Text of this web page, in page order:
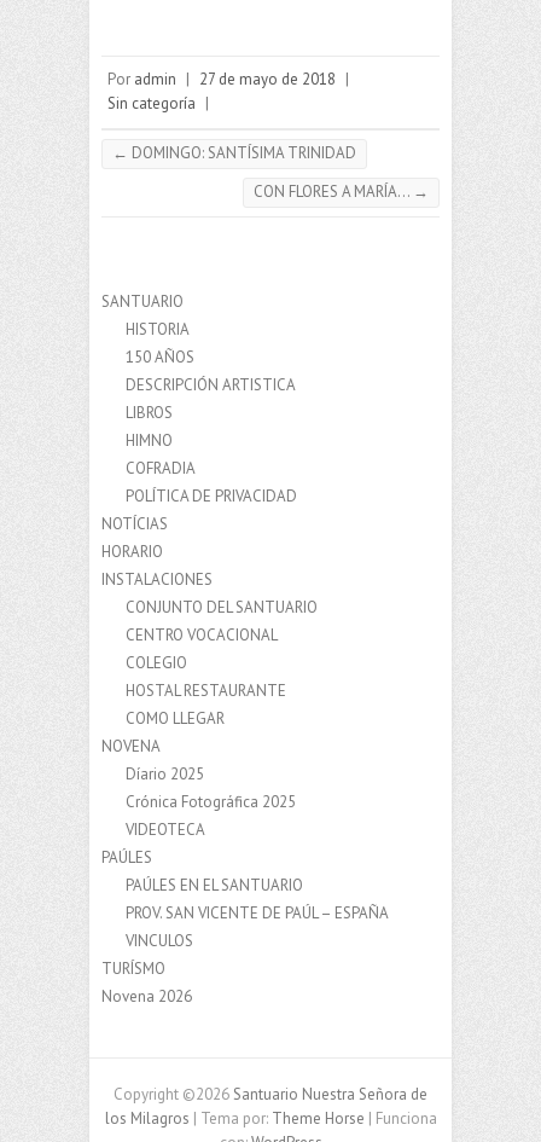
Por admin | 27 de mayo de 2018 |
Sin categoría |
← DOMINGO: SANTÍSIMA TRINIDAD
CON FLORES A MARÍA… →
SANTUARIO
HISTORIA
150 AÑOS
DESCRIPCIÓN ARTISTICA
LIBROS
HIMNO
COFRADIA
POLÍTICA DE PRIVACIDAD
NOTÍCIAS
HORARIO
INSTALACIONES
CONJUNTO DEL SANTUARIO
CENTRO VOCACIONAL
COLEGIO
HOSTAL RESTAURANTE
COMO LLEGAR
NOVENA
Díario 2025
Crónica Fotográfica 2025
VIDEOTECA
PAÚLES
PAÚLES EN EL SANTUARIO
PROV. SAN VICENTE DE PAÚL – ESPAÑA
VINCULOS
TURÍSMO
Novena 2026
Copyright ©2026 Santuario Nuestra Señora de
los Milagros | Tema por: Theme Horse | Funciona